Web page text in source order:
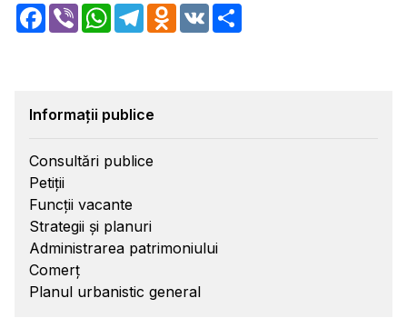
Facebook
Viber WhatsApp
TelegramOdnoklassniki
VK
Informații publice
Consultări publice
Petiții
Funcții vacante
Strategii și planuri
Administrarea patrimoniului
Comerț
Planul urbanistic general